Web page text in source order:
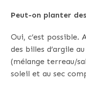
Peut-on planter
Oui, c’est possible.
des billes d’argile
(mélange terreau/
soleil et au sec